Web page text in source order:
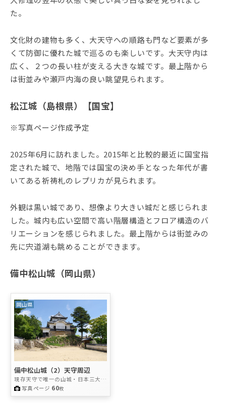
た。
文化財の建物も多く、大天守への順路も門など要素が多
くて防御に優れた城で巡るのも楽しいです。大天守内は
広く、２つの長い柱が支える大きな城です。最上階から
は街並みや瀬戸内海の良い眺望見られます。
松江城（島根県）【国宝】
※写真ページ作成予定
2025年6月に訪れました。2015年と比較的最近に国宝指
定された城で、地階では国宝の決め手となった年代が書
いてある祈祷札のレプリカが見られます。
外観は黒い城であり、想像より大きい城だと感じられま
した。城内も広い空間で高い階層構造とフロア構造のバ
リエーションを感じられました。最上階からは街並みの
先に宍道湖も眺めることができます。
備中松山城（岡山県）
岡山県
備中松山城（2）天守周辺
現存天守で唯一の山城・日本三大山
城 写真ページ 60枚